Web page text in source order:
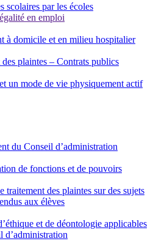
scolaires par les écoles
en emploi
à domicile et en milieu hospitalier
plaintes – Contrats publics
un mode de vie physiquement actif
du Conseil d’administration
de fonctions et de pouvoirs
traitement des plaintes sur des sujets
aux élèves
et de déontologie applicables
d’administration